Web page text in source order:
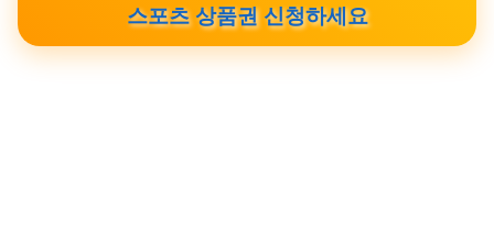
스포츠 상품권 신청하세요